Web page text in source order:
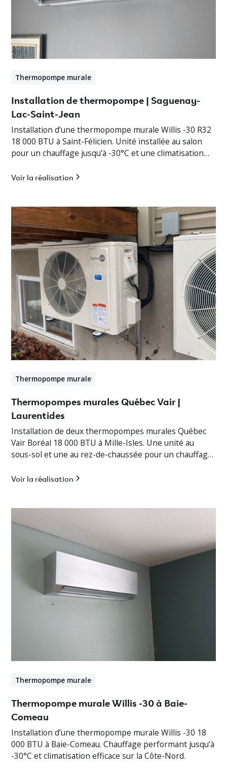
Thermopompe murale
Installation de thermopompe | Saguenay-
Lac-Saint-Jean
Installation d’une thermopompe murale Willis -30 R32
18 000 BTU à Saint-Félicien. Unité installée au salon
pour un chauffage jusqu’à -30°C et une climatisation
Voir la réalisation
Thermopompe murale
Thermopompes murales Québec Vair |
Laurentides
Installation de deux thermopompes murales Québec
Vair Boréal 18 000 BTU à Mille-Isles. Une unité au
sous-sol et une au rez-de-chaussée pour un chauffage
Voir la réalisation
Thermopompe murale
Thermopompe murale Willis -30 à Baie-
Comeau
Installation d’une thermopompe murale Willis -30 18
000 BTU à Baie-Comeau. Chauffage performant jusqu’à
-30°C et climatisation efficace sur la Côte-Nord.